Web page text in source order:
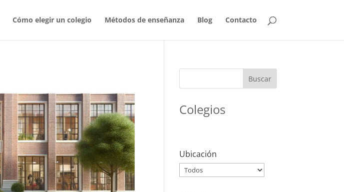
Cómo elegir un colegio Métodos de enseñanza Blog Contacto
Buscar
Colegios
Ubicación